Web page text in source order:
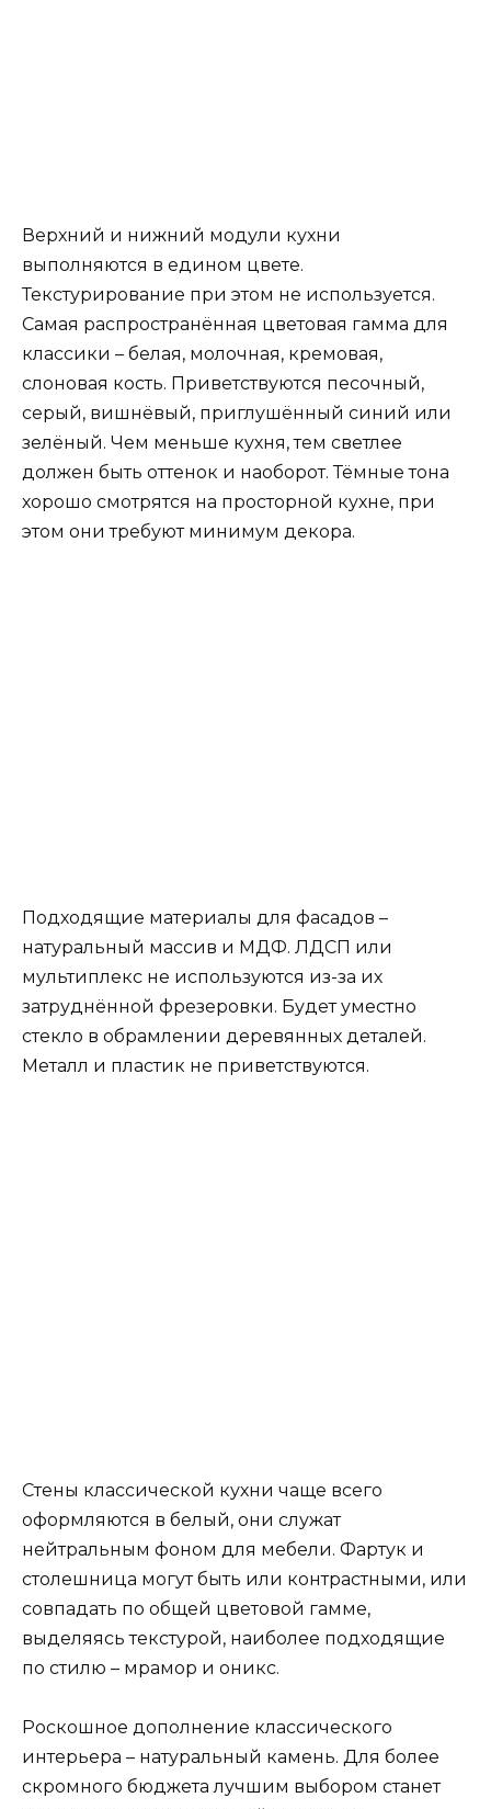
Верхний и нижний модули кухни
выполняются в едином цвете.
Текстурирование при этом не используется.
Самая распространённая цветовая гамма для
классики – белая, молочная, кремовая,
слоновая кость. Приветствуются песочный,
серый, вишнёвый, приглушённый синий или
зелёный. Чем меньше кухня, тем светлее
должен быть оттенок и наоборот. Тёмные тона
хорошо смотрятся на просторной кухне, при
этом они требуют минимум декора.
Подходящие материалы для фасадов –
натуральный массив и МДФ. ЛДСП или
мультиплекс не используются из-за их
затруднённой фрезеровки. Будет уместно
стекло в обрамлении деревянных деталей.
Металл и пластик не приветствуются.
Стены классической кухни чаще всего
оформляются в белый, они служат
нейтральным фоном для мебели. Фартук и
столешница могут быть или контрастными, или
совпадать по общей цветовой гамме,
выделяясь текстурой, наиболее подходящие
по стилю – мрамор и оникс.
Роскошное дополнение классического
интерьера – натуральный камень. Для более
скромного бюджета лучшим выбором станет